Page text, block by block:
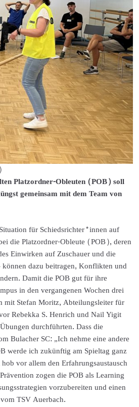
Platzordner-Obleuten (POB) soll
gemeinsam mit dem Team von
für Schiedsrichter*innen auf
die Platzordner-Obleute (POB), deren
Einwirken auf Zuschauer und die
dazu beitragen, Konflikten und
Damit die POB gut für ihre
in den vergangenen Wochen drei
mit Stefan Moritz, Abteilungsleiter für
Rebekka S. Henrich und Nail Yigit
durchführten. Dass die
Bulacher SC: „Ich nehme eine andere
werde ich zukünftig am Spieltag ganz
vor allem den Erfahrungsaustausch
zogen die POB als Learning
vorzubereiten und einen
TSV Auerbach.